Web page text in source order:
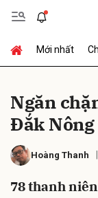
Mới nhất
Ngăn
Đắk
Hoàng Thanh
78 thanh
Gửi bình luận